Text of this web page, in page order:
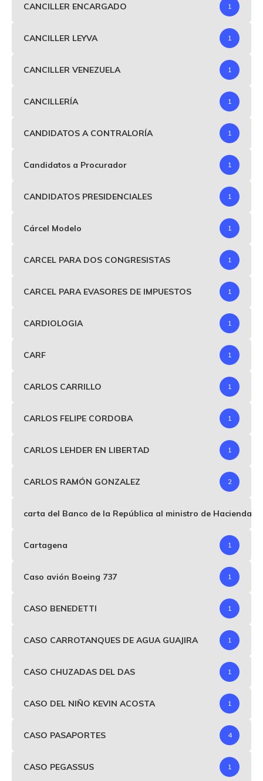
CANCILLER ENCARGADO 1
CANCILLER LEYVA 1
CANCILLER VENEZUELA 1
CANCILLERÍA 1
CANDIDATOS A CONTRALORÍA 1
Candidatos a Procurador 1
CANDIDATOS PRESIDENCIALES 1
Cárcel Modelo 1
CARCEL PARA DOS CONGRESISTAS 1
CARCEL PARA EVASORES DE IMPUESTOS 1
CARDIOLOGIA 1
CARF 1
CARLOS CARRILLO 1
CARLOS FELIPE CORDOBA 1
CARLOS LEHDER EN LIBERTAD 1
CARLOS RAMÓN GONZALEZ 2
carta del Banco de la República al ministro de Hacienda
Cartagena 1
Caso avión Boeing 737 1
CASO BENEDETTI 1
CASO CARROTANQUES DE AGUA GUAJIRA 1
CASO CHUZADAS DEL DAS 1
CASO DEL NIÑO KEVIN ACOSTA 1
CASO PASAPORTES 4
CASO PEGASSUS 1